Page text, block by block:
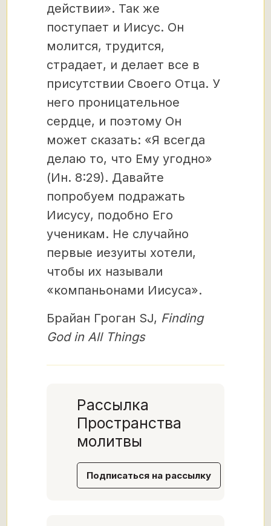
действии». Так же
поступает и Иисус. Он
молится, трудится,
страдает, и делает все в
присутствии Своего Отца. У
него проницательное
сердце, и поэтому Он
может сказать: «Я всегда
делаю то, что Ему угодно»
(Ин. 8:29). Давайте
попробуем подражать
Иисусу, подобно Его
ученикам. Не случайно
первые иезуиты хотели,
чтобы их называли
«компаньонами Иисуса».
Брайан Гроган SJ, Finding
God in All Things
Рассылка
Пространства
молитвы
Подписаться на рассылку